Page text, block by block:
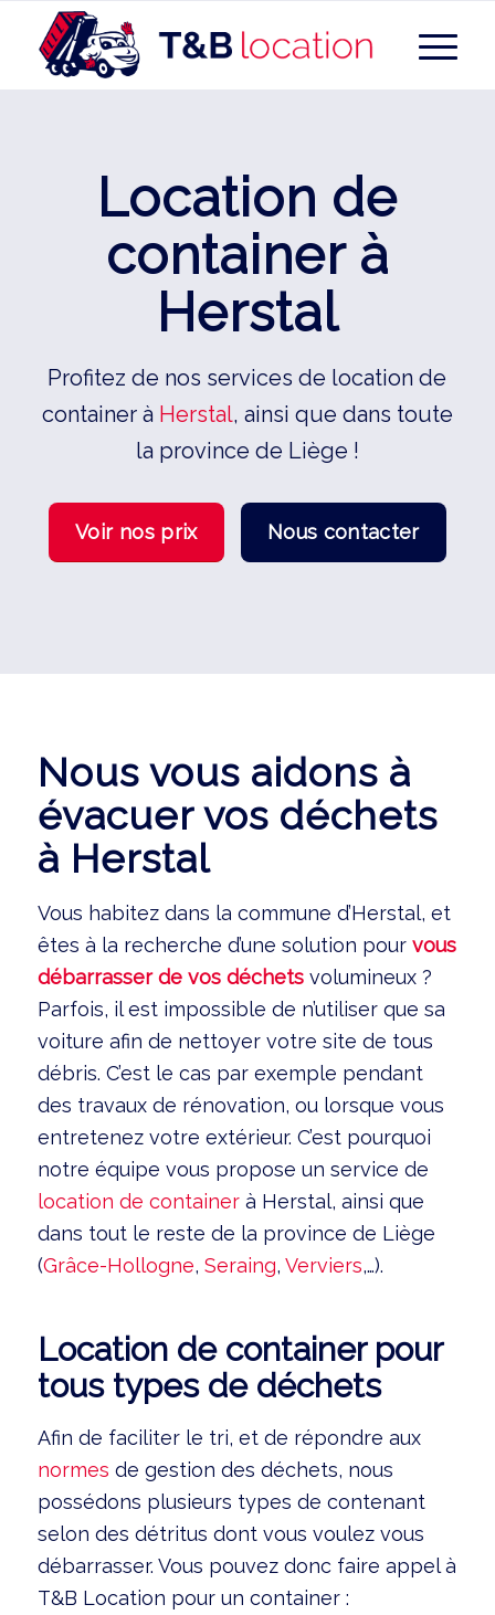
Location de
container à
Herstal
Profitez de nos services de location de
container à Herstal, ainsi que dans toute
la province de Liège !
Voir nos prix Nous contacter
Nous vous aidons à
évacuer vos déchets
à Herstal
Vous habitez dans la commune d’Herstal, et
êtes à la recherche d’une solution pour vous
débarrasser de vos déchetsvolumineux ?
Parfois, il est impossible de n’utiliser que sa
voiture afin de nettoyer votre site de tous
débris. C’est le cas par exemple pendant
des travaux de rénovation, ou lorsque vous
entretenez votre extérieur. C’est pourquoi
notre équipe vous propose un service de
location de containerà Herstal, ainsi que
dans tout le reste de la province de Liège
(Grâce-Hollogne, Seraing, Verviers,…).
Location de container pour
tous types de déchets
Afin de faciliter le tri, et de répondre aux
normes de gestion des déchets, nous
possédons plusieurs types de contenant
selon des détritus dont vous voulez vous
débarrasser. Vous pouvez donc faire appel à
T&B Location pour un container :